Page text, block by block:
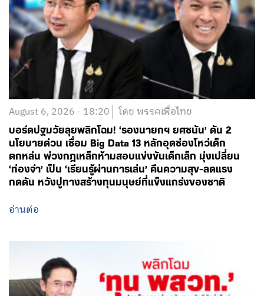
August 6, 2026 - 18:20 โดย พรรคเพื่อไทย
บอร์ดปฐมวัยลุยพลิกโฉม! ‘รองนายกฯ ยศชนัน’ ดัน 2
นโยบายด่วน เชื่อม Big Data 13 หลักอุดช่องโหว่เด็ก
ตกหล่น พ่วงกฎเหล็กห้ามสอบแข่งขันเด็กเล็ก มุ่งเปลี่ยน
‘ท่องจำ’ เป็น ‘เรียนรู้ผ่านการเล่น’ คืนความสุข-ลดแรง
กดดัน หวังปูทางสร้างทุนมนุษย์ที่แข็งแกร่งของชาติ
อ่านต่อ